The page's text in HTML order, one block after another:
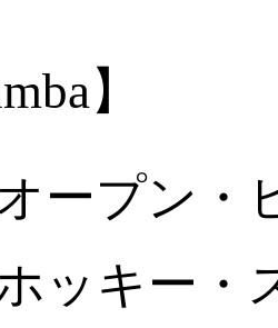
】
ープン・
ッキー・